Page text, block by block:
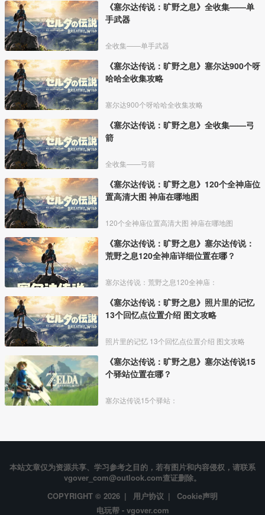
《塞尔达传说：旷野之息》全收集——单
手武器
全收集——单手武器
《塞尔达传说：旷野之息》塞尔达900个呀
哈哈全收集攻略
塞尔达900个呀哈哈全收集攻略
《塞尔达传说：旷野之息》全收集——弓
箭
全收集——弓箭
《塞尔达传说：旷野之息》120个全神庙位
置高清大图 神庙在哪地图
120个全神庙位置高清大图 神庙在哪地图
《塞尔达传说：旷野之息》塞尔达传说：
荒野之息120全神庙详细位置在哪？
塞尔达传说：荒野之息120全神庙：
《塞尔达传说：旷野之息》照片里的记忆
13个回忆点位置介绍 图文攻略
照片里的记忆 13个回忆点位置介绍 图文攻略
《塞尔达传说：旷野之息》塞尔达传说15
个驿站位置在哪？
塞尔达传说15个驿站：
本站文章仅为资源共享、学习参考之目的，若有图片和内容侵权，请联系
vgover_com@outlook.com查证删除。
COPYRIGHT © 2026 | 用户协议 | Cookie声明
电玩帮 - vgover.com